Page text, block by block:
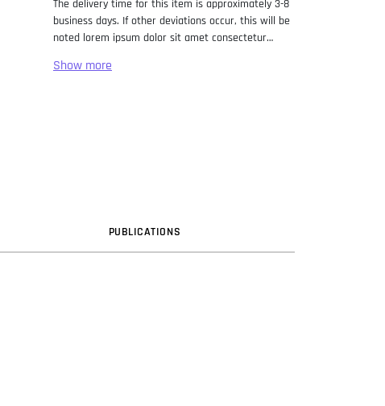
The delivery time for this item is approximately 3-8
business days. If other deviations occur, this will be
noted lorem ipsum dolor sit amet consectetur
standard dummy text ever since the 1500s, when
PUBLICATIONS